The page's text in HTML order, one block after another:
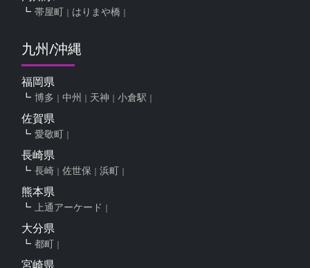
帯屋町 はりまや橋
九州/沖縄
福岡県
博多 中州 天神 小倉駅
佐賀県
愛敬町
長崎県
長崎 佐世保 浜町
熊本県
上通アーケード
大分県
都町
宮崎県